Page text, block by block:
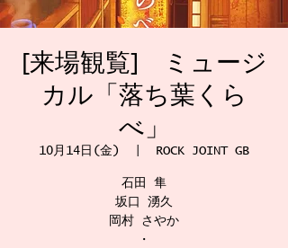
[来場観覧] ミュージ
カル「落ち葉くら
べ」
10月14日(金) ROCK JOINT GB
石田 隼
坂口 湧久
岡村 さやか
・